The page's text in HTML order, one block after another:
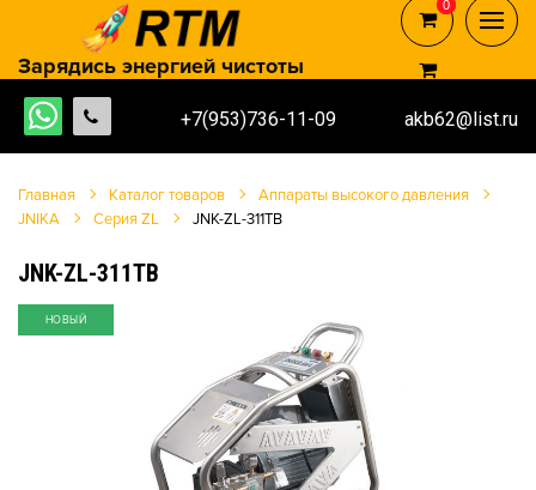
+7(953)736-11-09 akb62@list.ru
Зарядись энергией чистоты
0
0
Главная Каталог товаров
Аппараты высокого давления
JNIKA
Серия ZL JNK-ZL-311TB
JNK-ZL-311TB
НОВЫЙ